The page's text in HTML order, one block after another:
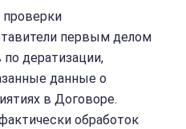
проверки
первым делом
дератизации,
данные о
в Договоре.
обработок